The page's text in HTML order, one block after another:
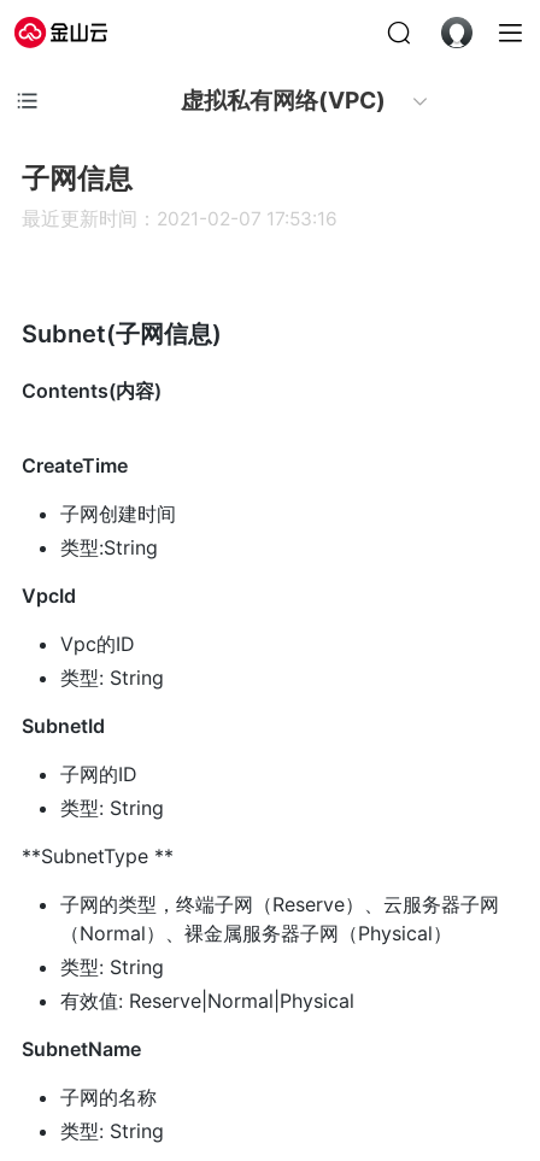
虚拟私有网络(VPC)
子网信息
最近更新时间：2021-02-07 17:53:16
Subnet(子网信息)
Contents(内容)
CreateTime
子网创建时间
类型:String
VpcId
Vpc的ID
类型: String
SubnetId
子网的ID
类型: String
**SubnetType **
子网的类型，终端子网（Reserve）、云服务器子网
（Normal）、裸金属服务器子网（Physical）
类型: String
有效值: Reserve|Normal|Physical
SubnetName
子网的名称
类型: String